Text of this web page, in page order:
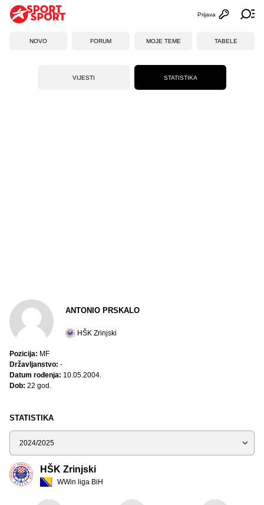
Otvori
Prijava
NOVO FORUM MOJE TEME TABELE
VIJESTI STATISTIKA
STATISTIKA
Sezona
HŠK Zrinjski
WWin liga BiH
ANTONIO PRSKALO
HŠK Zrinjski
Pozicija: MF
Državljanstvo: -
Datum rođenja: 10.05.2004.
Dob: 22 god.